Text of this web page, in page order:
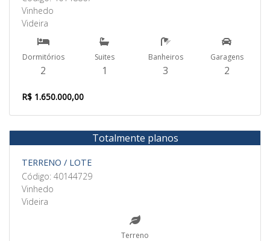
Vinhedo
Videira
Dormitórios
2
Suites
1
Banheiros
3
Garagens
2
R$ 1.650.000,00
Venda
Totalmente planos
TERRENO / LOTE
Código: 40144729
Vinhedo
Videira
Terreno